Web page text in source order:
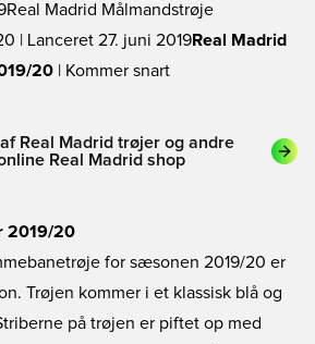
Real Madrid Målmandstrøje
| Lanceret 27. juni 2019Real Madrid
20 | Kommer snart
Real Madrid trøjer og andre
Real Madrid shop
2019/20
for sæsonen 2019/20 er
Trøjen kommer i et klassisk blå og
på trøjen er piftet op med